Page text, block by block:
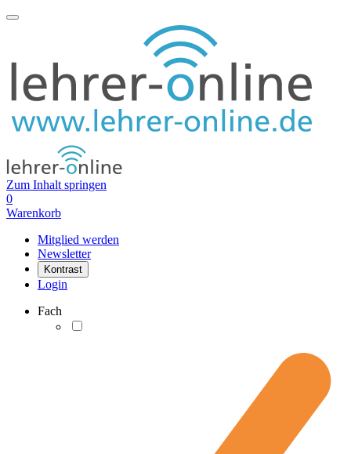
Zum Inhalt springen
0
Warenkorb
Mitglied werden
Newsletter
Kontrast
Login
Fach